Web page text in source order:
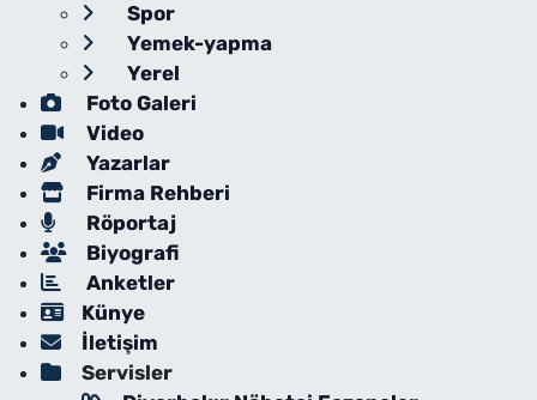
Spor
Yemek-yapma
Yerel
Foto Galeri
Video
Yazarlar
Firma Rehberi
Röportaj
Biyografi
Anketler
Künye
İletişim
Servisler